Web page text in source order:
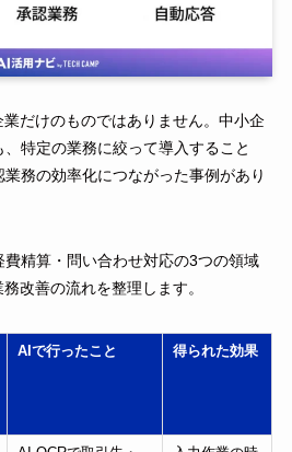
だけのものではありません。中小企
特定の業務に絞って導入すること
務の効率化につながった事例があり
精算・問い合わせ対応の3つの領域
改善の流れを整理します。
AIで行ったこと 得られた効果